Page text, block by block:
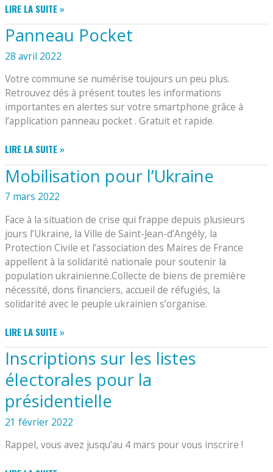
NOUVELLE
PLATEFORME
GENDARMERIE
DE
PLAINTE
LIRE LA SUITE »
Panneau Pocket
28 avril 2022
Votre commune se numérise toujours un peu plus.
Retrouvez dés à présent toutes les informations
importantes en alertes sur votre smartphone grâce à
l’application panneau pocket . Gratuit et rapide.
PANNEAU
POCKET
LIRE LA SUITE »
Mobilisation pour l’Ukraine
7 mars 2022
Face à la situation de crise qui frappe depuis plusieurs
jours l’Ukraine, la Ville de Saint-Jean-d’Angély, la
Protection Civile et l’association des Maires de France
appellent à la solidarité nationale pour soutenir la
population ukrainienne.Collecte de biens de première
nécessité, dons financiers, accueil de réfugiés, la
solidarité avec le peuple ukrainien s’organise.
MOBILISATION
POUR
L’UKRAINE
LIRE LA SUITE »
Inscriptions sur les listes
électorales pour la
présidentielle
21 février 2022
Rappel, vous avez jusqu’au 4 mars pour vous inscrire !